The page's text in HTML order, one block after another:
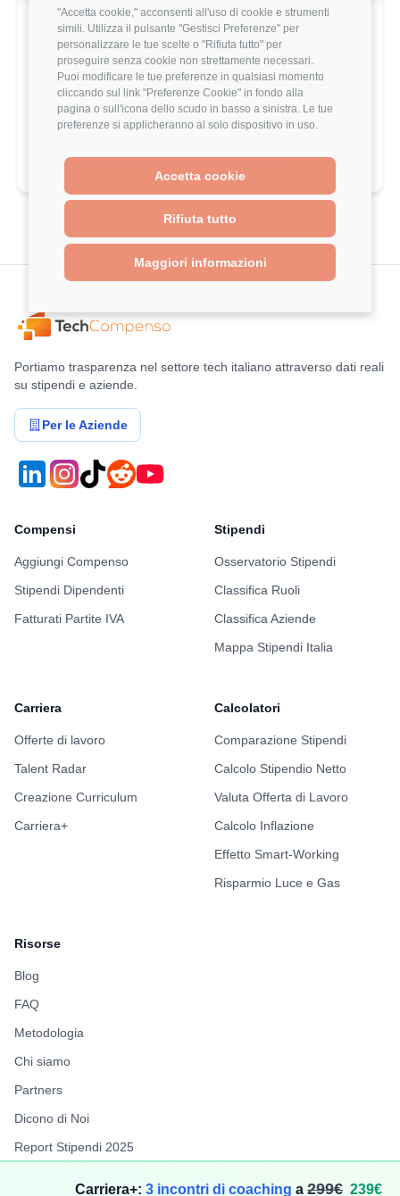
"Accetta cookie," acconsenti all'uso di cookie e strumenti
simili. Utilizza il pulsante "Gestisci Preferenze" per
personalizzare le tue scelte o "Rifiuta tutto" per
proseguire senza cookie non strettamente necessari.
Puoi modificare le tue preferenze in qualsiasi momento
cliccando sul link "Preferenze Cookie" in fondo alla
pagina o sull'icona dello scudo in basso a sinistra. Le tue
preferenze si applicheranno al solo dispositivo in uso.
Accetta cookie
Rifiuta tutto
Maggiori informazioni
Work-Life Balance
Crescita Professionale
Stack Tecnologico
Carriera+: 3 incontri di coaching a 299€ 239€
Portiamo trasparenza nel settore tech italiano attraverso dati reali
su stipendi e aziende.
Per le Aziende
Compensi
Aggiungi Compenso
Stipendi Dipendenti
Fatturati Partite IVA
Stipendi
Osservatorio Stipendi
Classifica Ruoli
Classifica Aziende
Mappa Stipendi Italia
Carriera
Offerte di lavoro
Talent Radar
Creazione Curriculum
Carriera+
Calcolatori
Comparazione Stipendi
Calcolo Stipendio Netto
Valuta Offerta di Lavoro
Calcolo Inflazione
Effetto Smart-Working
Risparmio Luce e Gas
Risorse
Blog
FAQ
Metodologia
Chi siamo
Partners
Dicono di Noi
Report Stipendi 2025